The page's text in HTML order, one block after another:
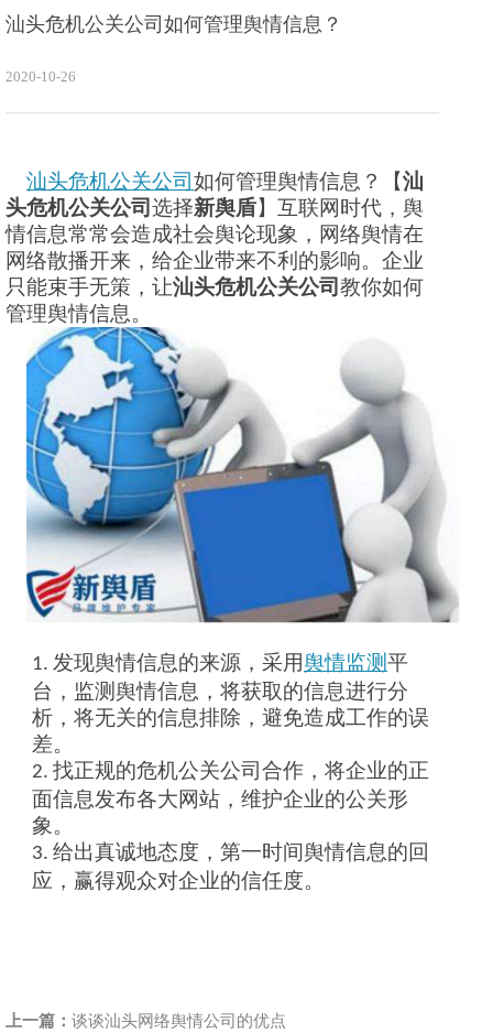
汕头危机公关公司如何管理舆情信息？
2020-10-26
汕头危机公关公司如何管理舆情信息？【汕
头危机公关公司选择新舆盾】互联网时代，舆
情信息常常会造成社会舆论现象，网络舆情在
网络散播开来，给企业带来不利的影响。企业
只能束手无策，让汕头危机公关公司教你如何
管理舆情信息。
1. 发现舆情信息的来源，采用舆情监测平
台，监测舆情信息，将获取的信息进行分
析，将无关的信息排除，避免造成工作的误
差。
2. 找正规的危机公关公司合作，将企业的正
面信息发布各大网站，维护企业的公关形
象。
3. 给出真诚地态度，第一时间舆情信息的回
应，赢得观众对企业的信任度。
上一篇： 谈谈汕头网络舆情公司的优点